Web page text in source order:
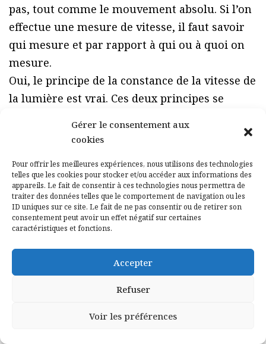
Gérer le consentement aux
cookies
Pour offrir les meilleures expériences, nous utilisons des technologies
telles que les cookies pour stocker et/ou accéder aux informations des
appareils. Le fait de consentir à ces technologies nous permettra de
traiter des données telles que le comportement de navigation ou les
ID uniques sur ce site. Le fait de ne pas consentir ou de retirer son
consentement peut avoir un effet négatif sur certaines
caractéristiques et fonctions.
Accepter
Refuser
Voir les préférences
pas, tout comme le mouvement absolu. Si l’on
effectue une mesure de vitesse, il faut savoir
qui mesure et par rapport à qui ou à quoi on
mesure.
Oui, le principe de la constance de la vitesse de
la lumière est vrai. Ces deux principes se
problèmes sans les compliquer à l’extrême.
Une vitesse, c’est quoi ? Qu’est ce que je veux
signifier dans la phrase : «mon véhicule roule
à 90Km/h» (sous entendu, par rapport à la
Je veux dire que mon véhicule parcourt une
distance de 90 kilomètres en une durée d’une
heure. Donc, la vitesse, c’est une distance
divisée par une durée. Si j’effectue 90